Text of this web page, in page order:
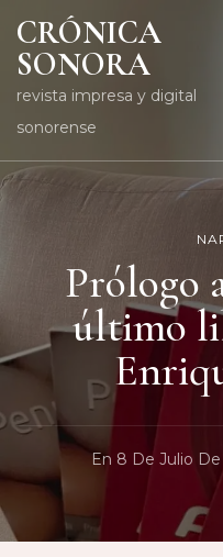
CRÓNICA
SONORA
revista impresa y digital
sonorense
Prólogo
último
En 8 De Julio